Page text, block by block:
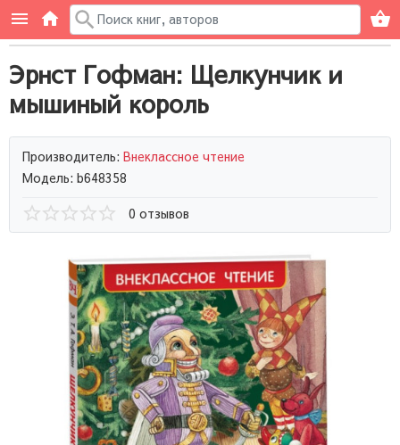
Эрнст Гофман: Щелкунчик и
мышиный король
Производитель: Внеклассное чтение
Модель: b648358
0 отзывов